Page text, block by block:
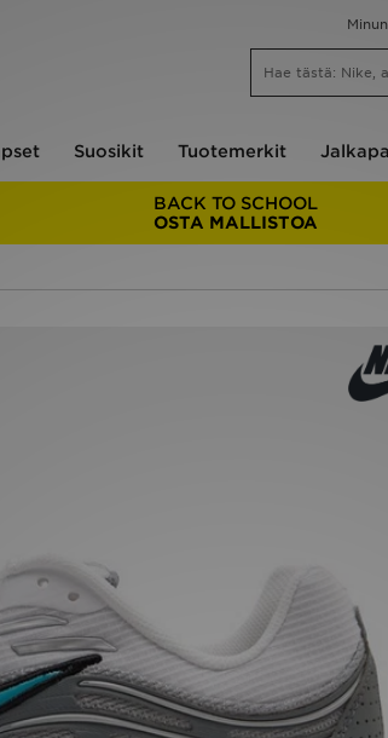
Suosikit Tuotemerkit
BACK TO SCHOOL
OSTA MALLISTOA